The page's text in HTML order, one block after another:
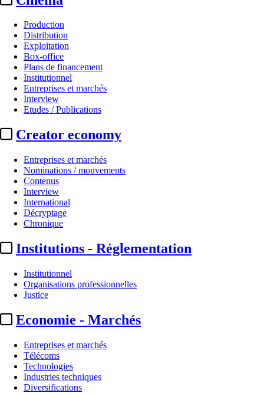
Production
Distribution
Exploitation
Box-office
Plans de financement
Institutionnel
Entreprises et marchés
Interview
Etudes / Publications
Creator economy
Entreprises et marchés
Nominations / mouvements
Contenus
Interview
International
Décryptage
Chronique
Institutions - Réglementation
Institutionnel
Organisations professionnelles
Justice
Economie - Marchés
Entreprises et marchés
Télécoms
Technologies
Industries techniques
Diversifications